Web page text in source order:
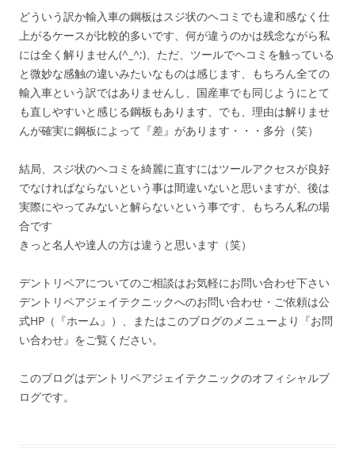
どういう訳か輸入車の鋼板はスジ状のヘコミでも違和感なく仕
上がるケースが比較的多いです、何が違うのかは残念ながら私
には全く解りません(^_^;)、ただ、ツールでヘコミを触っている
と微妙な感触の違いみたいなものは感じます、もちろん全ての
輸入車という訳ではありませんし、国産車でも同じようにとて
も直しやすいと感じる鋼板もあります、でも、理由は解りませ
んが確実に鋼板によって『差』があります・・・多分（笑）
結局、スジ状のヘコミを綺麗に直すにはツールアクセスが良好
でなければならないという事は間違いないと思いますが、後は
実際にやってみないと解らないという事です、もちろん私の場
合です
きっと名人や達人の方は違うと思います（笑）
デントリペアについてのご相談はお気軽にお問い合わせ下さい
デントリペアジェイテクニックへのお問い合わせ・ご依頼は公
式HP（『ホーム』）、またはこのブログのメニューより『お問
い合わせ』をご覧ください。
このブログはデントリペアジェイテクニックのオフィシャルブ
ログです。